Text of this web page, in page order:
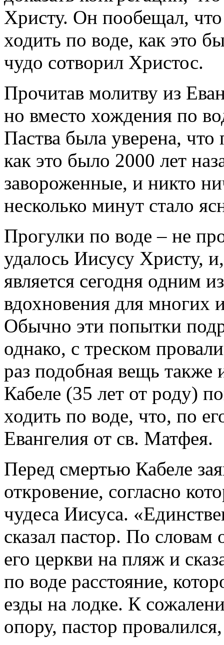
Христу. Он пообещал,
ходить по воде, как это
чудо сотворил Христос.
Прочитав молитву из
но вместо хождения по
Паства была уверена, что
как это было 2000 лет
завороженные, и никто
несколько минут стало
Прогулки по воде – не
удалось Иисусу Христу,
является сегодня одним
вдохновения для многих
Обычно эти попытки
однако, с треском
раз подобная вещь
Кабеле (35 лет от роду)
ходить по воде, что, по
Евангелия от св. Матфея.
Перед смертью Кабеле
откровение, согласно
чудеса Иисуса.
сказал пастор. По
его церкви на пляж и
по воде расстояние,
езды на лодке. К
опору, пастор